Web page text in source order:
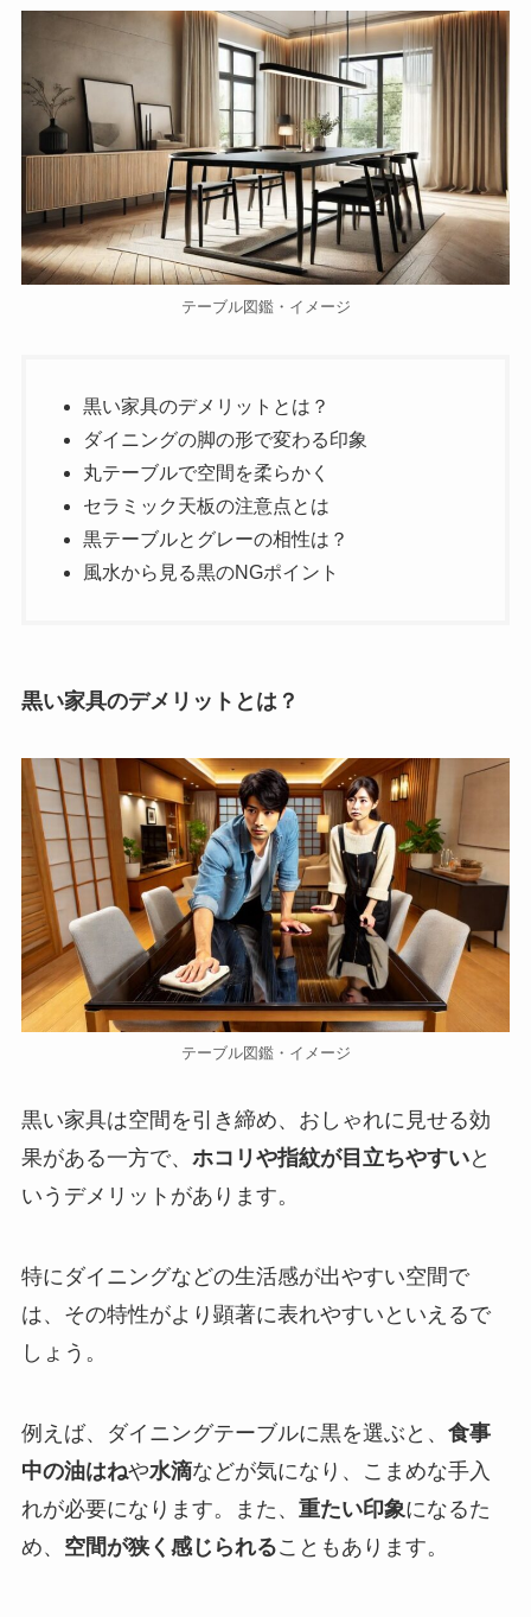
テーブル図鑑・イメージ
黒い家具のデメリットとは？
ダイニングの脚の形で変わる印象
丸テーブルで空間を柔らかく
セラミック天板の注意点とは
黒テーブルとグレーの相性は？
風水から見る黒のNGポイント
黒い家具のデメリットとは？
テーブル図鑑・イメージ
黒い家具は空間を引き締め、おしゃれに見せる効
果がある一方で、 ホコリや指紋が目立ちやすいと
いうデメリットがあります。
特にダイニングなどの生活感が出やすい空間で
は、その特性がより顕著に表れやすいといえるで
しょう。
例えば、ダイニングテーブルに黒を選ぶと、 食事
中の油はねや水滴などが気になり、こまめな手入
れが必要になります。また、 重たい印象になるた
め、 空間が狭く感じられることもあります。